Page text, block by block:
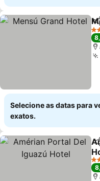
3
Selecione as datas para
exatos.
4